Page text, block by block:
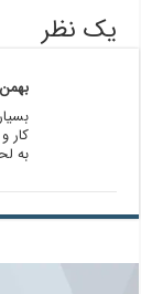
یک نظر
بهمن
کار
به